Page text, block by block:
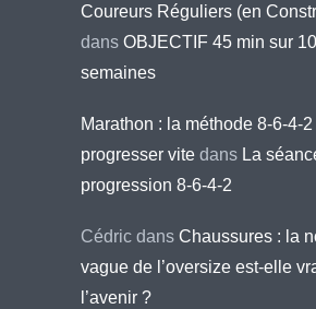
Coureurs Réguliers (en
dans OBJECTIF 45 min sur
semaines
Marathon : la méthode 8-6-4-
progresser vite dans La
progression 8-6-4-2
Cédric dans Chaussures : la
vague de l’oversize est-elle
l’avenir ?